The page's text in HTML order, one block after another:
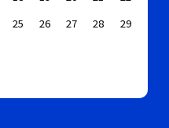
25 26 27 28
29